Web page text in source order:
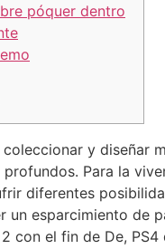
póquer dentro
y diseñar
Para la
diferentes
un esparcimiento de
con el fin de De,